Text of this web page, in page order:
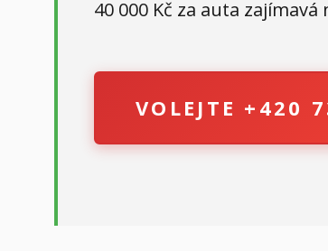
40 000 Kč za auta zajímavá
VOLEJTE +420